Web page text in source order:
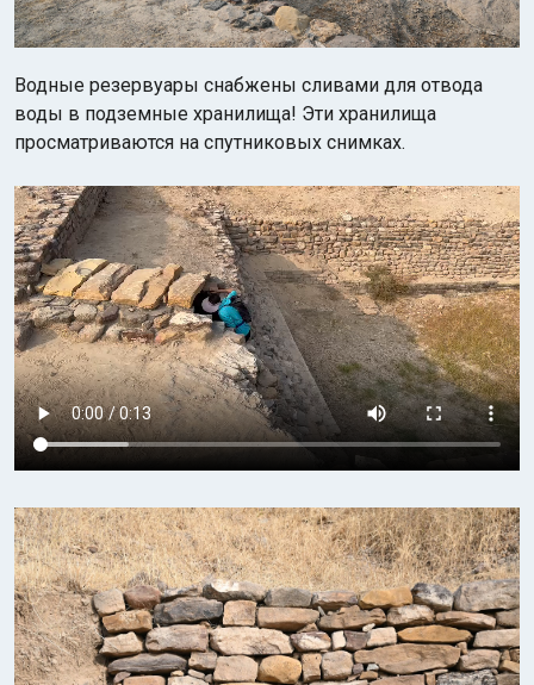
Водные резервуары снабжены сливами для отвода
воды в подземные хранилища! Эти хранилища
просматриваются на спутниковых снимках.